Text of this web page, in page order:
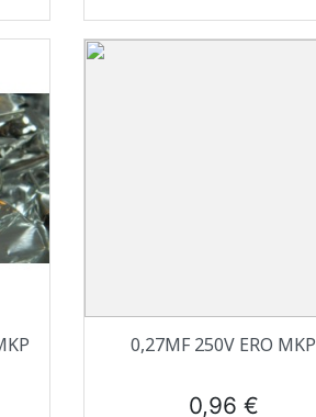
Aperçu rapide
0,27ΜF 250V ERO MKP
Prix
0,96 €